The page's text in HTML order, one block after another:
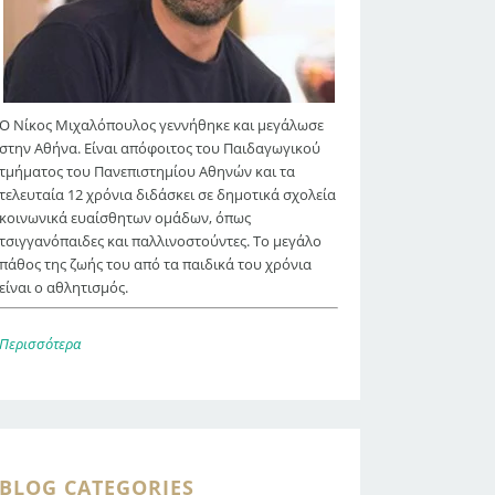
Ο Νίκος Μιχαλόπουλος γεννήθηκε και μεγάλωσε
στην Αθήνα. Είναι απόφοιτος του Παιδαγωγικού
τμήματος του Πανεπιστημίου Αθηνών και τα
τελευταία 12 χρόνια διδάσκει σε δημοτικά σχολεία
κοινωνικά ευαίσθητων ομάδων, όπως
τσιγγανόπαιδες και παλλινοστούντες. Το μεγάλο
πάθος της ζωής του από τα παιδικά του χρόνια
είναι ο αθλητισμός.
Περισσότερα
BLOG CATEGORIES